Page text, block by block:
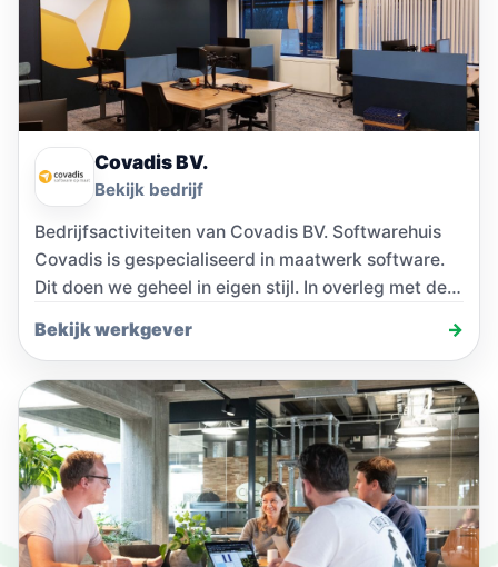
Covadis BV.
Bekijk bedrijf
Bedrijfsactiviteiten van Covadis BV. Softwarehuis
Covadis is gespecialiseerd in maatwerk software.
Dit doen we geheel in eigen stijl. In overleg met de…
Bekijk werkgever →